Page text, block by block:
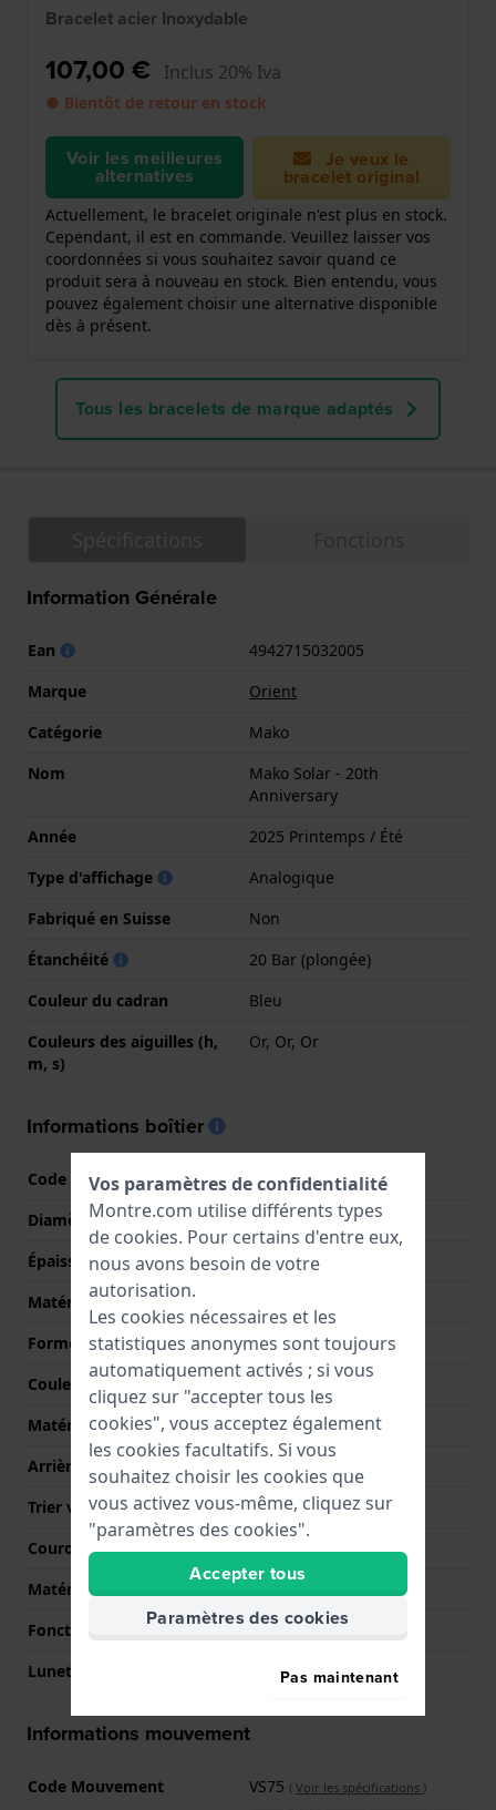
Bracelet acier Inoxydable
107,00 € Inclus 20% Iva
● Bientôt de retour en stock
Voir les meilleures
alternatives
Je veux le
bracelet original
Actuellement, le bracelet originale n'est plus en stock.
Cependant, il est en commande. Veuillez laisser vos
coordonnées si vous souhaitez savoir quand ce
produit sera à nouveau en stock. Bien entendu, vous
pouvez également choisir une alternative disponible
dès à présent.
Tous les bracelets de marque adaptés
Information Générale
Ean
4942715032005
Marque
Orient
Catégorie
Mako
Nom
Mako Solar - 20th
Anniversary
Année
2025 Printemps / Été
Type d'affichage
Analogique
Fabriqué en Suisse
Non
Étanchéité
20 Bar (plongée)
Couleur du cadran
Bleu
Couleurs des aiguilles (h,
m, s)
Or, Or, Or
Informations boîtier
Code boîtier
VS75-UAF0
Diamètre
42.8 mm
Épaisseur du boîtier
13.1 mm
Matériel du boîtier
Forme du boîtier
Rond
Couleur du boîtier
Matériau du boîtier arrière
Acier inoxydable
Arrière de Boitier
Fond de boîtier vissé
Trier verre
Saphire
Couronne
Courrone à vis
Matérielle lunette
Fonction de la lunette
Plongée
Lunette tournante
Uni-directionnel
Informations mouvement
Code Mouvement VS75 ( Voir les spécifications )
Vos paramètres de confidentialité
Montre.com utilise différents types
de cookies. Pour certains d'entre eux,
nous avons besoin de votre
autorisation.
Les cookies nécessaires et les
statistiques anonymes sont toujours
automatiquement activés ; si vous
cliquez sur "accepter tous les
cookies", vous acceptez également
les cookies facultatifs. Si vous
souhaitez choisir les cookies que
vous activez vous-même, cliquez sur
"paramètres des cookies".
Accepter tous
Paramètres des cookies
Pas maintenant